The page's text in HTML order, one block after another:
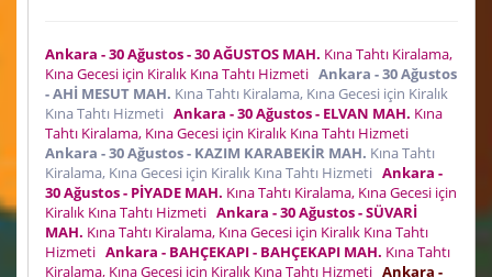
Ankara - 30 Ağustos - 30 AĞUSTOS MAH. Kına Tahtı Kiralama,
Kına Gecesi için Kiralık Kına Tahtı Hizmeti Ankara - 30 Ağustos
- AHİ MESUT MAH. Kına Tahtı Kiralama, Kına Gecesi için Kiralık
Kına Tahtı Hizmeti Ankara - 30 Ağustos - ELVAN MAH. Kına
Tahtı Kiralama, Kına Gecesi için Kiralık Kına Tahtı Hizmeti
Ankara - 30 Ağustos - KAZIM KARABEKİR MAH. Kına Tahtı
Kiralama, Kına Gecesi için Kiralık Kına Tahtı Hizmeti Ankara -
30 Ağustos - PİYADE MAH. Kına Tahtı Kiralama, Kına Gecesi için
Kiralık Kına Tahtı Hizmeti Ankara - 30 Ağustos - SÜVARİ
MAH. Kına Tahtı Kiralama, Kına Gecesi için Kiralık Kına Tahtı
Hizmeti Ankara - BAHÇEKAPI - BAHÇEKAPI MAH. Kına Tahtı
Kiralama, Kına Gecesi için Kiralık Kına Tahtı Hizmeti Ankara -